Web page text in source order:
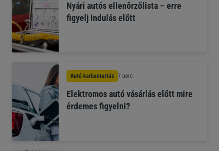
Nyári autós ellenőrzőlista – erre
figyelj indulás előtt
Autó karbantartás 7 perc
Elektromos autó vásárlás előtt mire
érdemes figyelni?